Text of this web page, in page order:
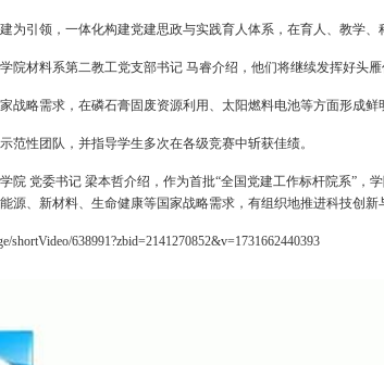
为引领，一体化构建党建思政与实践育人体系，在育人、教学、
院材料系第二教工党支部书记 马睿介绍，他们将继续发挥好头
战略需求，在磷石膏固废资源利用、太阳燃料电池等方面形成
范性团队，并指导学生多次在各级竞赛中斩获佳绩。
院 党委书记 梁本哲介绍，作为首批“全国党建工作标杆院系”
源、新材料、生命健康等国家战略需求，有组织地推进科技创新
shortVideo/638991?zbid=2141270852&v=1731662440393